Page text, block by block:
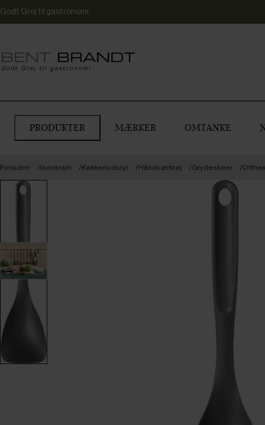
Godt Grej til gastronomi
PRODUKTER MÆRKER OMTANKE
Forsiden Isenkram Køkkenudstyr Håndværktøj Grydeskeer